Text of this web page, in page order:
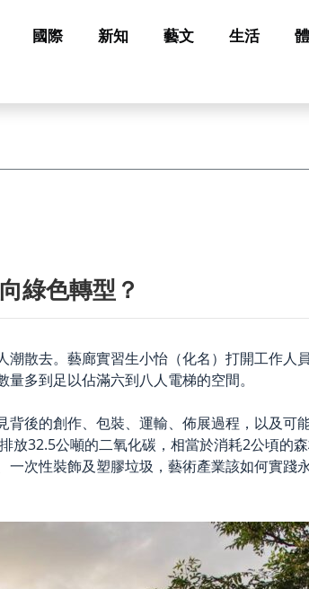
國際 新知 藝文 生活
綠色轉型？
散去。 藝廊實習生小怡（化名） 打開工作人
多到足以佔滿六到八人電梯的空間。
後的創作、包裝、運輸、佈展過程，以及可
放32.5公噸的二氧化碳 ，相當於消耗2公頃的
次性裝飾及塑膠垃圾，藝術產業該如何實踐